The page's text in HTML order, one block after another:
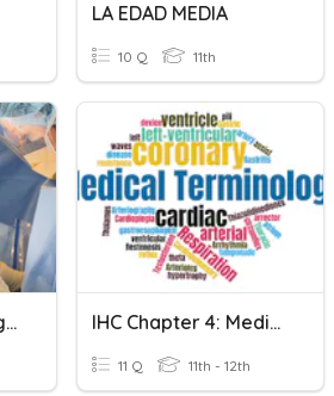
LA EDAD MEDIA
10 Q 11th
Medical Terminology Chapter 2 IHC Chapter 4: Medical Terminology
11 Q 11th - 12th